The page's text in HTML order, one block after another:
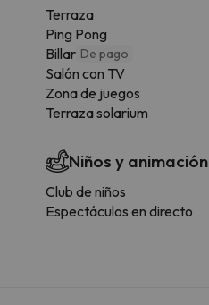
Terraza
Ping Pong
Billar De pago
Salón con TV
Zona de juegos
Terraza solarium
Niños y animación
Club de niños
Espectáculos en directo